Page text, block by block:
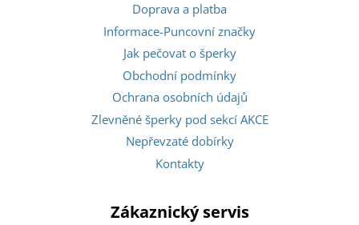
Doprava a platba
Informace-Puncovní značky
Jak pečovat o šperky
Obchodní podmínky
Ochrana osobních údajů
Zlevněné šperky pod sekcí AKCE
Nepřevzaté dobírky
Kontakty
Zákaznický servis